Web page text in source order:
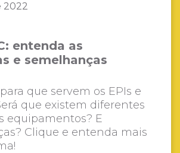
2022
entenda as
e semelhanças
que servem os EPIs e
que existem diferentes
equipamentos? E
Clique e entenda mais